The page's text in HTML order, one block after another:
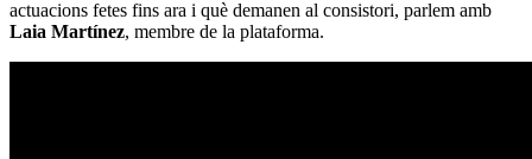
actuacions fetes fins ara i què demanen al consistori, parlem amb
Laia Martínez, membre de la plataforma.